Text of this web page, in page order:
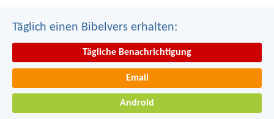
Täglich einen Bibelvers erhalten:
Tägliche Benachrichtigung
Email
Android